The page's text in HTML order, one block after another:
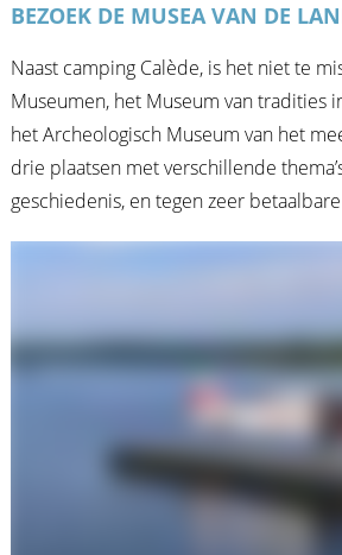
BEZOEK DE MUSEA VAN DE
Naast camping Calède, is het niet te
Museumen, het Museum van tradities
het Archeologisch Museum van het
drie plaatsen met verschillende
geschiedenis, en tegen zeer